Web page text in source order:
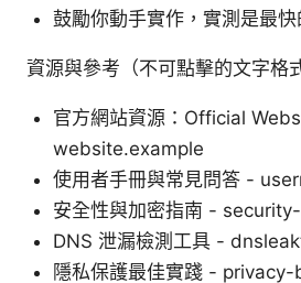
鼓勵你動手實作，實測是最
資源與參考（不可點擊的文字格
官方網站資源：Official
website.example
使用者手冊與常見問答 -
安全性與加密指南 -
DNS 泄漏檢測工具 -
隱私保護最佳實踐 -